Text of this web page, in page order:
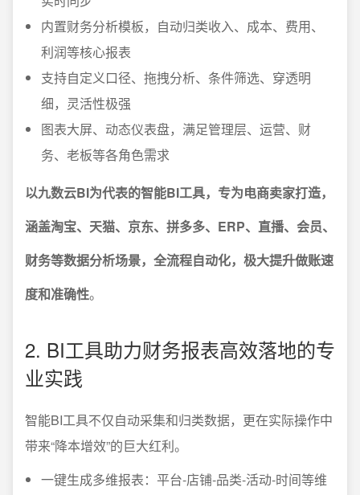
内置财务分析模板，自动归类收入、成本、费用、
利润等核心报表
支持自定义口径、拖拽分析、条件筛选、穿透明
细，灵活性极强
图表大屏、动态仪表盘，满足管理层、运营、财
务、老板等各角色需求
以九数云BI为代表的智能BI工具，专为电商卖家打造，
涵盖淘宝、天猫、京东、拼多多、ERP、直播、会员、
财务等数据分析场景，全流程自动化，极大提升做账速
度和准确性。
2. BI工具助力财务报表高效落地的专
业实践
智能BI工具不仅自动采集和归类数据，更在实际操作中
带来“降本增效”的巨大红利。
一键生成多维报表：平台-店铺-品类-活动-时间等维